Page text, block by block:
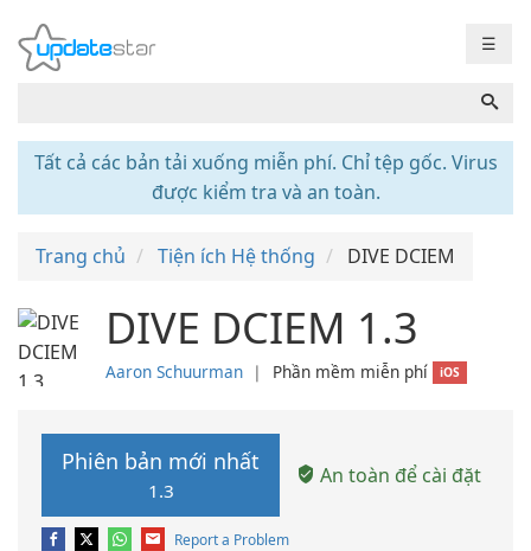
☰
Tất cả các bản tải xuống miễn phí. Chỉ tệp gốc. Virus
được kiểm tra và an toàn.
Trang chủ Tiện ích Hệ thống DIVE DCIEM
DIVE DCIEM 1.3
Aaron Schuurman ❘ Phần mềm miễn phí iOS
Phiên bản mới nhất
1.3
An toàn để cài đặt
Report a Problem